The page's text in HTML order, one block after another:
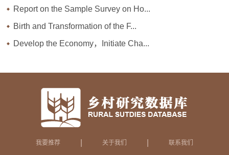
Report on the Sample Survey on Ho...
Birth and Transformation of the F...
Develop the Economy，Initiate Cha...
我要推荐 关于我们 联系我们